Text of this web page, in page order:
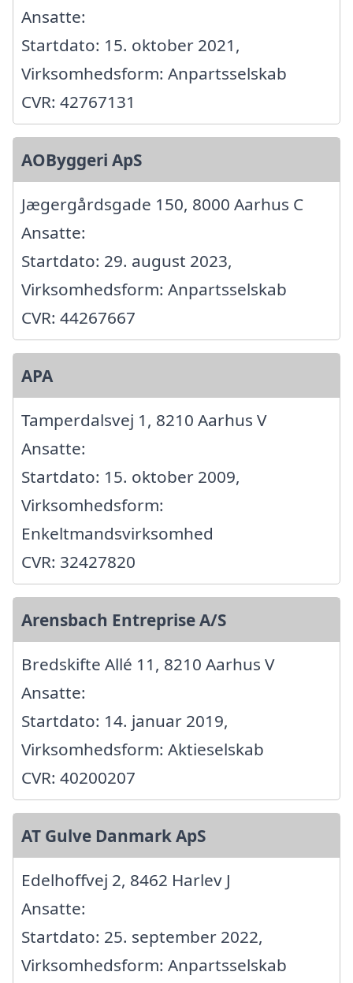
Ansatte:
Startdato: 15. oktober 2021,
Virksomhedsform: Anpartsselskab
CVR: 42767131
AOByggeri ApS
Jægergårdsgade 150, 8000 Aarhus C
Ansatte:
Startdato: 29. august 2023,
Virksomhedsform: Anpartsselskab
CVR: 44267667
APA
Tamperdalsvej 1, 8210 Aarhus V
Ansatte:
Startdato: 15. oktober 2009,
Virksomhedsform:
Enkeltmandsvirksomhed
CVR: 32427820
Arensbach Entreprise A/S
Bredskifte Allé 11, 8210 Aarhus V
Ansatte:
Startdato: 14. januar 2019,
Virksomhedsform: Aktieselskab
CVR: 40200207
AT Gulve Danmark ApS
Edelhoffvej 2, 8462 Harlev J
Ansatte:
Startdato: 25. september 2022,
Virksomhedsform: Anpartsselskab